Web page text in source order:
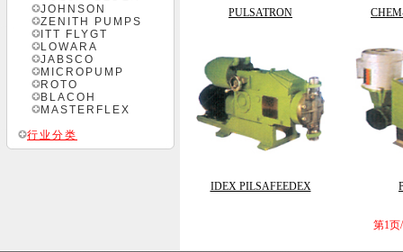
JOHNSON
ZENITH PUMPS
ITT FLYGT
LOWARA
JABSCO
MICROPUMP
ROTO
BLACOH
MASTERFLEX
行业分类
PULSATRON
IDEX PILSAFEEDEX
第1页